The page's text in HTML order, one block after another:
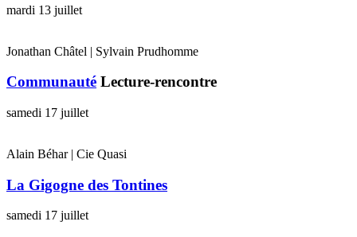
mardi 13 juillet
Jonathan Châtel | Sylvain Prudhomme
Communauté Lecture-rencontre
samedi 17 juillet
Alain Béhar | Cie Quasi
La Gigogne des Tontines
samedi 17 juillet